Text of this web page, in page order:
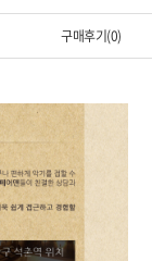
구매후기(0)